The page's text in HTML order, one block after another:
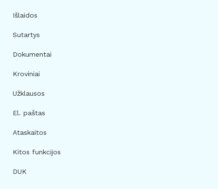
Išlaidos
Sutartys
Dokumentai
Kroviniai
Užklausos
El. paštas
Ataskaitos
Kitos funkcijos
DUK